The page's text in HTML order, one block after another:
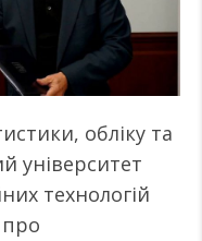
обліку та
університет
технологій
про